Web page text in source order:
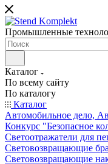
Промышленные
Каталог
По всему сайту
По каталогу
Каталог
Автомобильное дело,
Конкурс "Безопасное
Светоотражатели для
Световозвращающие
Световозвращающие